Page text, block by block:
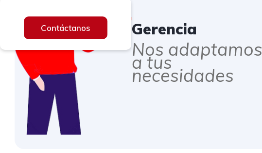
Gerencia
Nos adaptamos
a tus
necesidades
Contáctanos